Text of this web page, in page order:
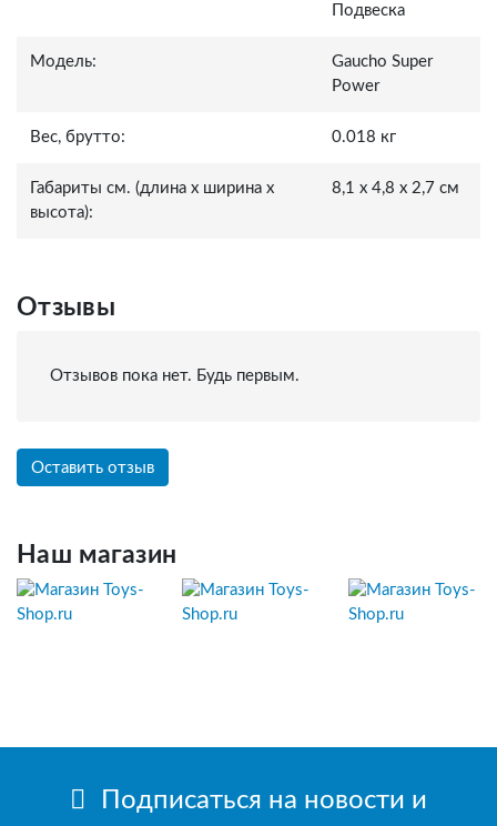
Подвеска
Модель:
Gaucho Super
Power
Вес, брутто: 0.018 кг
Габариты см. (длина x ширина x
высота):
8,1 x 4,8 x 2,7 см
Отзывы
Отзывов пока нет. Будь первым.
Оставить отзыв
Наш магазин
Подписаться на новости и